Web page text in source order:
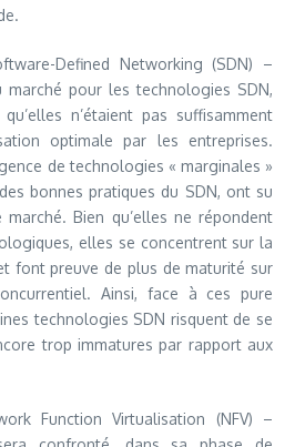
Defined Networking (SDN) –
marché pour les technologies SDN,
n’étaient pas suffisamment
optimale par les entreprises.
de technologies « marginales »
bonnes pratiques du SDN, ont su
Bien qu’elles ne répondent
elles se concentrent sur la
font preuve de plus de maturité sur
Ainsi, face à ces pure
technologies SDN risquent de se
trop immatures par rapport aux
Function Virtualisation (NFV) –